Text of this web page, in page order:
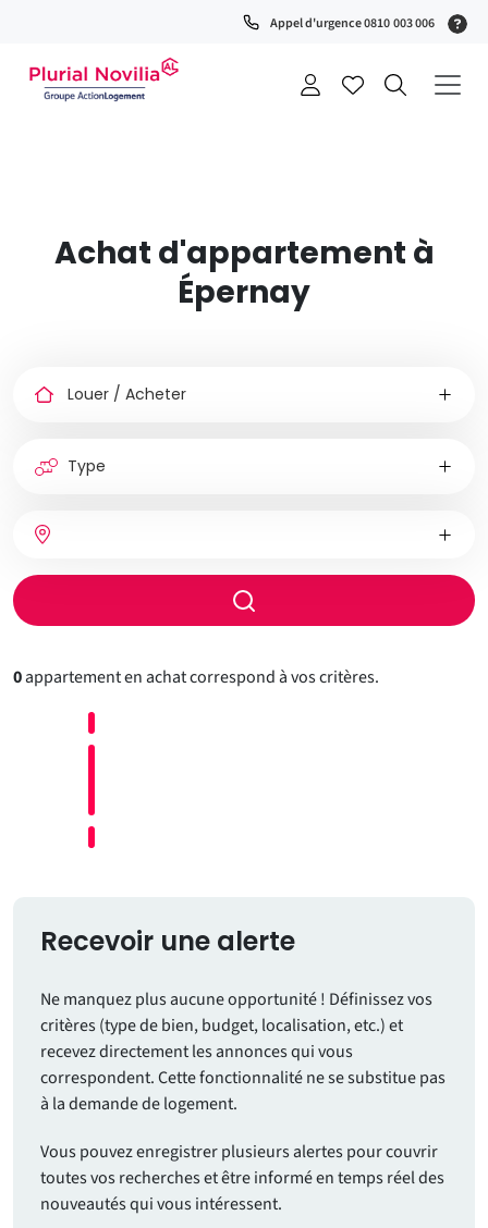
Appel d'urgence 0810 003 006
Achat d'appartement à
Épernay
chambres
chauffage
Rayon
de
0appartement en achat correspond à vos critères.
Recevoir une alerte
Ne manquez plus aucune opportunité ! Définissez vos
critères (type de bien, budget, localisation, etc.) et
recevez directement les annonces qui vous
correspondent. Cette fonctionnalité ne se substitue pas
à la demande de logement.
Vous pouvez enregistrer plusieurs alertes pour couvrir
toutes vos recherches et être informé en temps réel des
nouveautés qui vous intéressent.
de
chat